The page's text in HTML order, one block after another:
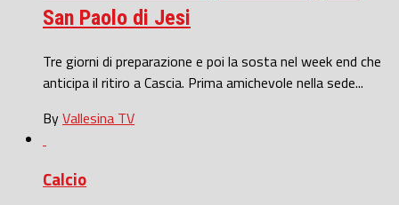
San Paolo di Jesi
Tre giorni di preparazione e poi la sosta nel week end che
anticipa il ritiro a Cascia. Prima amichevole nella sede...
ByVallesina TV
Calcio